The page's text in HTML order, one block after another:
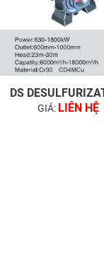
DS
GIÁ: LIÊN HỆ